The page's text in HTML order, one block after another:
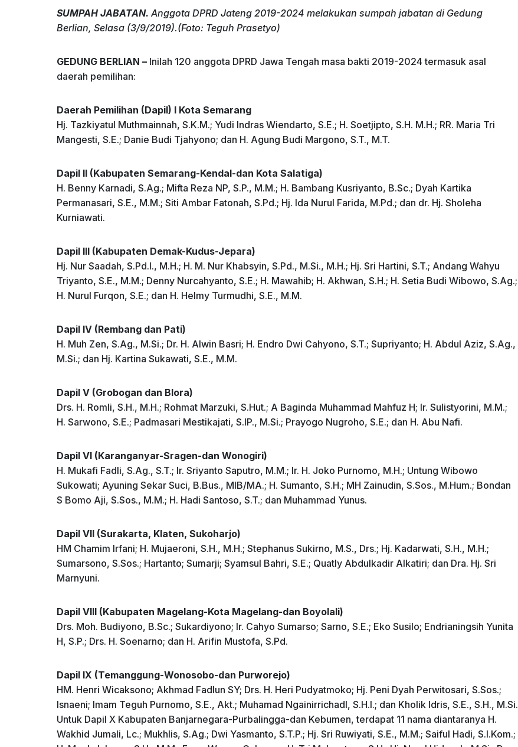
c
b
o
k
k
dI
n
at
A
e
a
ai ar
e
SUMPAH JABATAN. Anggota DPRD Jateng 2019-2024 melakukan sumpah jabatan di Gedung
Berlian, Selasa (3/9/2019).(Foto: Teguh Prasetyo)
GEDUNG BERLIAN – Inilah 120 anggota DPRD Jawa Tengah masa bakti 2019-2024 termasuk asal
daerah pemilihan:
Daerah Pemilihan (Dapil) I Kota Semarang
Hj. Tazkiyatul Muthmainnah, S.K.M.; Yudi Indras Wiendarto, S.E.; H. Soetjipto, S.H. M.H.; RR. Maria Tri
Mangesti, S.E.; Danie Budi Tjahyono; dan H. Agung Budi Margono, S.T., M.T.
Dapil II (Kabupaten Semarang-Kendal-dan Kota Salatiga)
H. Benny Karnadi, S.Ag.; Mifta Reza NP, S.P., M.M.; H. Bambang Kusriyanto, B.Sc.; Dyah Kartika
Permanasari, S.E., M.M.; Siti Ambar Fatonah, S.Pd.; Hj. Ida Nurul Farida, M.Pd.; dan dr. Hj. Sholeha
Kurniawati.
Dapil III (Kabupaten Demak-Kudus-Jepara)
Hj. Nur Saadah, S.Pd.I., M.H.; H. M. Nur Khabsyin, S.Pd., M.Si., M.H.; Hj. Sri Hartini, S.T.; Andang Wahyu
Triyanto, S.E., M.M.; Denny Nurcahyanto, S.E.; H. Mawahib; H. Akhwan, S.H.; H. Setia Budi Wibowo, S.Ag.;
H. Nurul Furqon, S.E.; dan H. Helmy Turmudhi, S.E., M.M.
Dapil IV (Rembang dan Pati)
H. Muh Zen, S.Ag., M.Si.; Dr. H. Alwin Basri; H. Endro Dwi Cahyono, S.T.; Supriyanto; H. Abdul Aziz, S.Ag.,
M.Si.; dan Hj. Kartina Sukawati, S.E., M.M.
Dapil V (Grobogan dan Blora)
Drs. H. Romli, S.H., M.H.; Rohmat Marzuki, S.Hut.; A Baginda Muhammad Mahfuz H; Ir. Sulistyorini, M.M.;
H. Sarwono, S.E.; Padmasari Mestikajati, S.IP., M.Si.; Prayogo Nugroho, S.E.; dan H. Abu Nafi.
Dapil VI (Karanganyar-Sragen-dan Wonogiri)
H. Mukafi Fadli, S.Ag., S.T.; Ir. Sriyanto Saputro, M.M.; Ir. H. Joko Purnomo, M.H.; Untung Wibowo
Sukowati; Ayuning Sekar Suci, B.Bus., MIB/MA.; H. Sumanto, S.H.; MH Zainudin, S.Sos., M.Hum.; Bondan
S Bomo Aji, S.Sos., M.M.; H. Hadi Santoso, S.T.; dan Muhammad Yunus.
Dapil VII (Surakarta, Klaten, Sukoharjo)
HM Chamim Irfani; H. Mujaeroni, S.H., M.H.; Stephanus Sukirno, M.S., Drs.; Hj. Kadarwati, S.H., M.H.;
Sumarsono, S.Sos.; Hartanto; Sumarji; Syamsul Bahri, S.E.; Quatly Abdulkadir Alkatiri; dan Dra. Hj. Sri
Marnyuni.
Dapil VIII (Kabupaten Magelang-Kota Magelang-dan Boyolali)
Drs. Moh. Budiyono, B.Sc.; Sukardiyono; Ir. Cahyo Sumarso; Sarno, S.E.; Eko Susilo; Endrianingsih Yunita
H, S.P.; Drs. H. Soenarno; dan H. Arifin Mustofa, S.Pd.
Dapil IX (Temanggung-Wonosobo-dan Purworejo)
HM. Henri Wicaksono; Akhmad Fadlun SY; Drs. H. Heri Pudyatmoko; Hj. Peni Dyah Perwitosari, S.Sos.;
Isnaeni; Imam Teguh Purnomo, S.E., Akt.; Muhamad Ngainirrichadl, S.H.I.; dan Kholik Idris, S.E., S.H., M.Si.
Untuk Dapil X Kabupaten Banjarnegara-Purbalingga-dan Kebumen, terdapat 11 nama diantaranya H.
Wakhid Jumali, Lc.; Mukhlis, S.Ag.; Dwi Yasmanto, S.T.P.; Hj. Sri Ruwiyati, S.E., M.M.; Saiful Hadi, S.I.Kom.;